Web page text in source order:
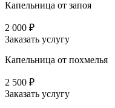
Капельница от запоя
2 000 ₽
Заказать услугу
Капельница от похмелья
2 500 ₽
Заказать услугу